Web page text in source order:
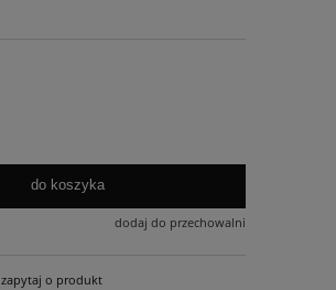
do koszyka
dodaj do przechowalni
zapytaj o produkt